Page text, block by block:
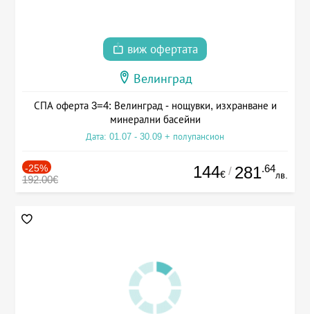
виж офертата
Велинград
СПА оферта 3=4: Велинград - нощувки, изхранване и
минерални басейни
Дата: 01.07 - 30.09 + полупансион
-25%
192.00€ 144€ / 281.64
лв.